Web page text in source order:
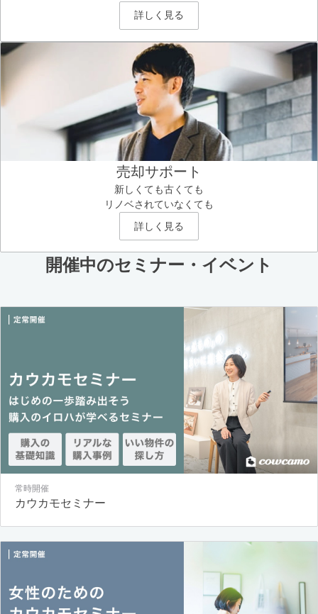
詳しく見る
売却サポート
新しくても古くても
リノベされていなくても
詳しく見る
開催中のセミナー・イベント
常時開催
カウカモセミナー